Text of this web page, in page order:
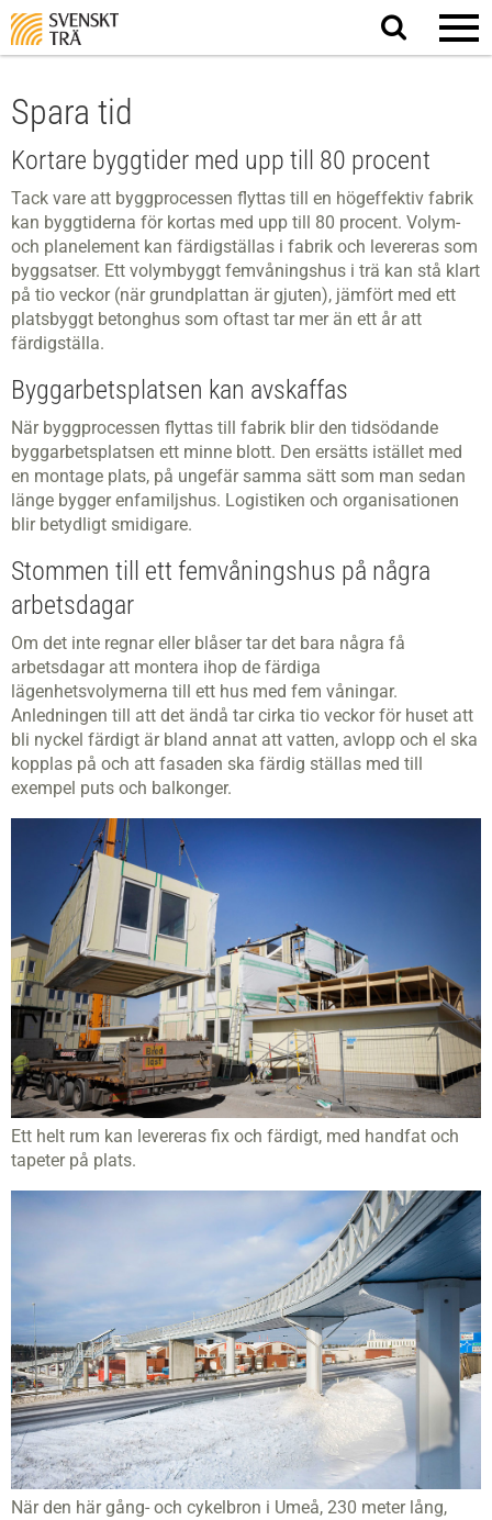
Sök
på
Spara tid
Kortare byggtider med upp till 80 procent
Tack vare att byggprocessen flyttas till en högeffektiv fabrik
kan byggtiderna för­ kortas med upp till 80 procent. Volym­
och planelement kan färdigställas i fabrik och levereras som
byggsatser. Ett volymbyggt femvåningshus i trä kan stå klart
på tio veckor (när grundplattan är gjuten), jämfört med ett
platsbyggt betonghus som oftast tar mer än ett år att
färdigställa.
Byggarbetsplatsen kan avskaffas
När byggprocessen flyttas till fabrik blir den tidsödande
byggarbetsplatsen ett minne blott. Den ersätts istället med
en montage­ plats, på ungefär samma sätt som man sedan
länge bygger enfamiljshus. Logistiken och organisationen
blir betydligt smidigare.
Stommen till ett femvåningshus på några
arbetsdagar
Om det inte regnar eller blåser tar det bara några få
arbetsdagar att montera ihop de färdiga
lägenhetsvolymerna till ett hus med fem våningar.
Anledningen till att det ändå tar cirka tio veckor för huset att
bli nyckel­ färdigt är bland annat att vatten, avlopp och el ska
kopplas på och att fasaden ska färdig­ ställas med till
exempel puts och balkonger.
Ett helt rum kan levereras fix och färdigt, med handfat och
tapeter på plats.
När den här gång- och cykelbron i Umeå, 230 meter lång,